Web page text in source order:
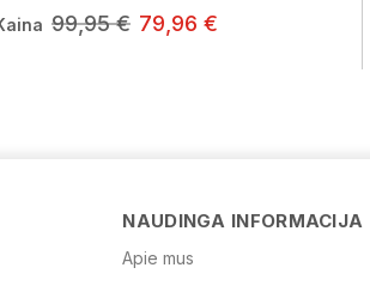
99,95 € 79,96 €
NAUDINGA INFORMACIJA
Apie mus